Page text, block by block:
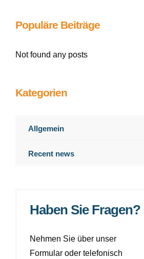
Populäre Beiträge
Not found any posts
Kategorien
Allgemein
Recent news
Haben Sie Fragen?
Nehmen Sie über unser
Formular oder telefonisch